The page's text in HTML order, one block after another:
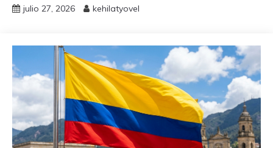
julio 27, 2026 kehilatyovel